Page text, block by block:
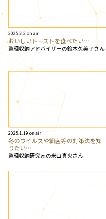
2025.2.2 on air
おいしいトーストを食べたい…
整理収納アドバイザーの鈴木久美子さん
2025.1.19 on air
冬のウイルスや細菌等の対策法を知
りたい…
整理収納研究家の米山真央さん